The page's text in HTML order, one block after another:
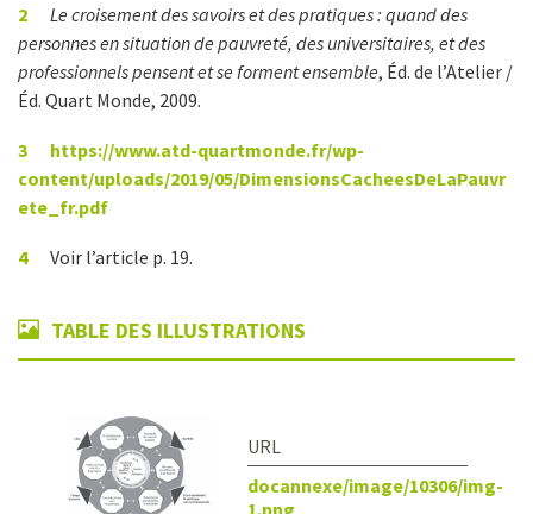
2
Le croisement des savoirs et des pratiques : quand des
personnes en situation de pauvreté, des universitaires, et des
professionnels pensent et se forment ensemble, Éd. de l’Atelier /
Éd. Quart Monde, 2009.
3
https://www.atd-quartmonde.fr/wp-
content/uploads/2019/05/DimensionsCacheesDeLaPauvr
ete_fr.pdf
4 Voir l’article p. 19.
TABLE DES ILLUSTRATIONS
docannexe/image/10306/img-
1.png